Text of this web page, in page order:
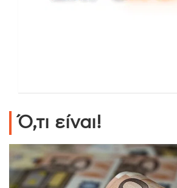
Ό,τι είναι!